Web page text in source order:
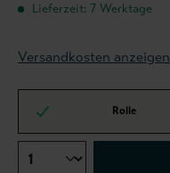
Lieferzeit: 7 Werktage
Versandkosten anzeigen
Rolle